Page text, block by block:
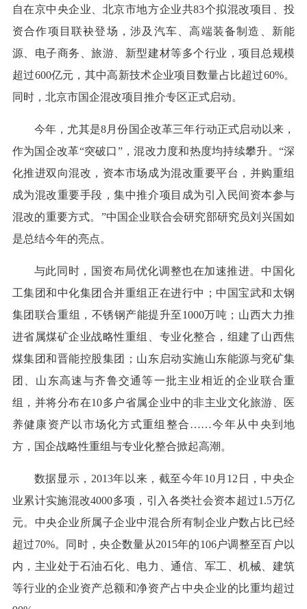
自在京中央企业、北京市地方企业共83个拟混改项目、投
资合作项目联袂登场，涉及汽车、高端装备制造、新能
源、电子商务、旅游、新型建材等多个行业，项目总规模
超过600亿元，其中高新技术企业项目数量占比超过60%。
同时，北京市国企混改项目推介专区正式启动。
今年，尤其是8月份国企改革三年行动正式启动以来，
作为国企改革“突破口”，混改力度和热度均持续攀升。“深
化推进双向混改，资本市场成为混改重要平台，并购重组
成为混改重要手段，集中推介项目成为引入民间资本参与
混改的重要方式。”中国企业联合会研究部研究员刘兴国如
是总结今年的亮点。
与此同时，国资布局优化调整也在加速推进。中国化
工集团和中化集团合并重组正在进行中；中国宝武和太钢
集团联合重组，不锈钢产能提升至1000万吨；山西大力推
进省属煤矿企业战略性重组、专业化整合，组建了山西焦
煤集团和晋能控股集团；山东启动实施山东能源与兖矿集
团、山东高速与齐鲁交通等一批主业相近的企业联合重
组，并将分布在10多户省属企业中的非主业文化旅游、医
养健康资产以市场化方式重组整合……今年从中央到地
方，国企战略性重组与专业化整合掀起高潮。
数据显示，2013年以来，截至今年10月12日，中央企
业累计实施混改4000多项，引入各类社会资本超过1.5万亿
元。中央企业所属子企业中混合所有制企业户数占比已经
超过70%。同时，央企数量从2015年的106户调整至百户以
内，主业处于石油石化、电力、通信、军工、机械、建筑
等行业的企业资产总额和净资产占中央企业的比重均超过